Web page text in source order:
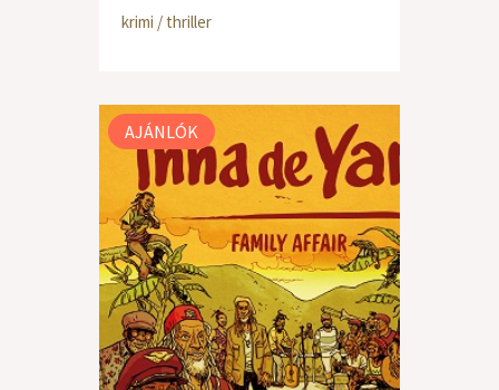
krimi / thriller
AJÁNLÓK